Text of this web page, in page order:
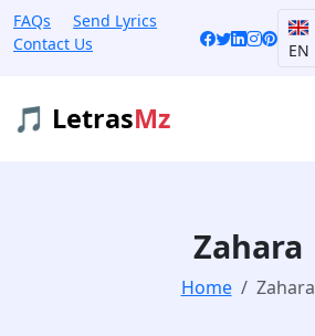
FAQs
Send Lyrics
Contact Us
EN
🎵 LetrasMz
Zahara
Home Zahara